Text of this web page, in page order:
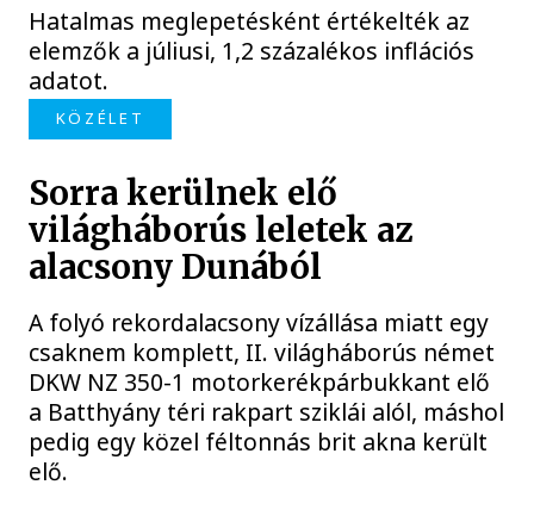
Hatalmas meglepetésként értékelték az
elemzők a júliusi, 1,2 százalékos inflációs
adatot.
KÖZÉLET
Sorra kerülnek elő
világháborús leletek az
alacsony Dunából
A folyó rekordalacsony vízállása miatt egy
csaknem komplett, II. világháborús német
DKW NZ 350-1 motorkerékpárbukkant elő
a Batthyány téri rakpart sziklái alól, máshol
pedig egy közel féltonnás brit akna került
elő.